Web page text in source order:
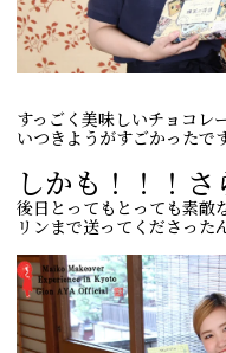
すっごく美味しいチョコレ
いつきようがすごかったで
しかも！！！さ
後日とってもとっても素敵
リンまで送ってくださった